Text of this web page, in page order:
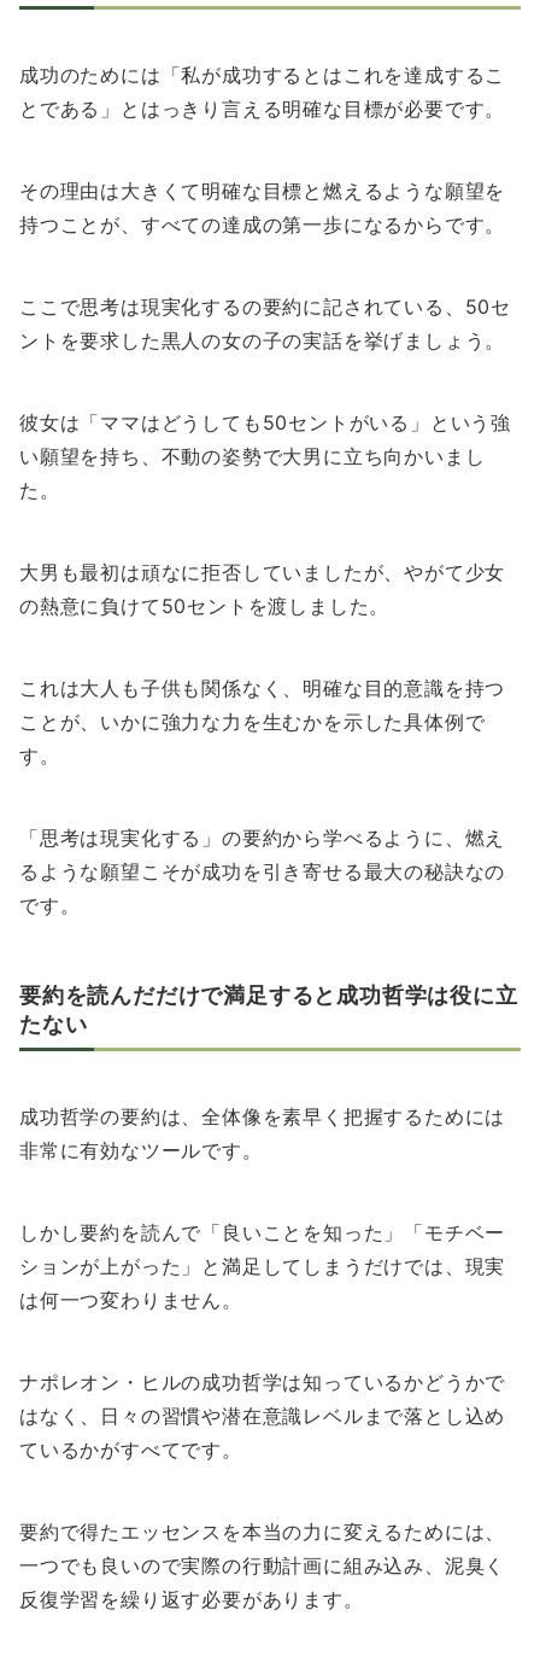
成功のためには「私が成功するとはこれを達成するこ
とである」とはっきり言える明確な目標が必要です。
その理由は大きくて明確な目標と燃えるような願望を
持つことが、すべての達成の第一歩になるからです。
ここで思考は現実化するの要約に記されている、50セ
ントを要求した黒人の女の子の実話を挙げましょう。
彼女は「ママはどうしても50セントがいる」という強
い願望を持ち、不動の姿勢で大男に立ち向かいまし
た。
大男も最初は頑なに拒否していましたが、やがて少女
の熱意に負けて50セントを渡しました。
これは大人も子供も関係なく、明確な目的意識を持つ
ことが、いかに強力な力を生むかを示した具体例で
す。
「思考は現実化する」の要約から学べるように、燃え
るような願望こそが成功を引き寄せる最大の秘訣なの
です。
要約を読んだだけで満足すると成功哲学は役に立
たない
成功哲学の要約は、全体像を素早く把握するためには
非常に有効なツールです。
しかし要約を読んで「良いことを知った」「モチベー
ションが上がった」と満足してしまうだけでは、現実
は何一つ変わりません。
ナポレオン・ヒルの成功哲学は知っているかどうかで
はなく、日々の習慣や潜在意識レベルまで落とし込め
ているかがすべてです。
要約で得たエッセンスを本当の力に変えるためには、
一つでも良いので実際の行動計画に組み込み、泥臭く
反復学習を繰り返す必要があります。